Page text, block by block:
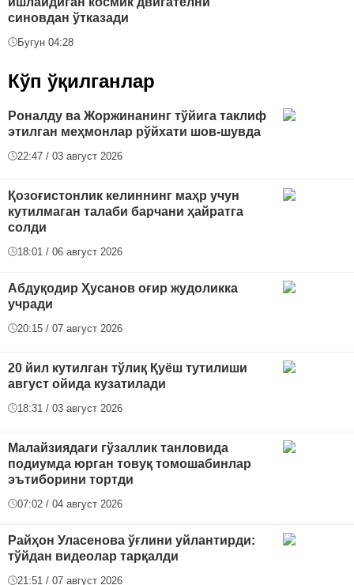
синовдан ўтказади
Бугун 04:28
Кўп ўқилганлар
Роналду ва Жоржинанинг тўйига таклиф
этилган меҳмонлар рўйхати шов-шувда
22:47 / 03 август 2026
Қозоғистонлик келиннинг маҳр учун
кутилмаган талаби барчани ҳайратга
солди
18:01 / 06 август 2026
Абдуқодир Ҳусанов оғир жудоликка
учради
20:15 / 07 август 2026
20 йил кутилган тўлиқ Қуёш тутилиши
август ойида кузатилади
18:31 / 03 август 2026
Малайзиядаги гўзаллик танловида
подиумда юрган товуқ томошабинлар
эътиборини тортди
07:02 / 04 август 2026
Райҳон Уласенова ўғлини уйлантирди:
тўйдан видеолар тарқалди
21:51 / 07 август 2026